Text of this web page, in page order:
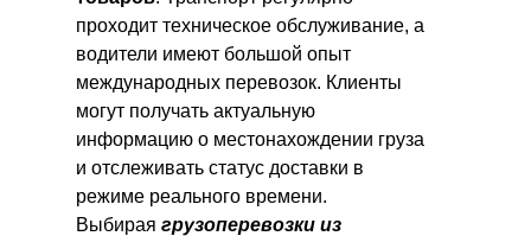
проходит техническое обслуживание, а
водители имеют большой опыт
международных перевозок. Клиенты
могут получать актуальную
информацию о местонахождении груза
и отслеживать статус доставки в
режиме реального времени.
Выбирая грузоперевозки из